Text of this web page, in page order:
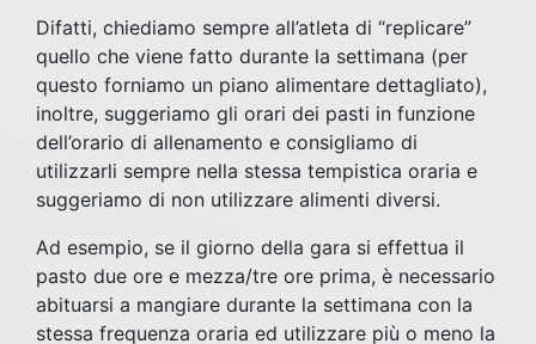
Difatti, chiediamo sempre all’atleta di “replicare”
quello che viene fatto durante la settimana (per
questo forniamo un piano alimentare dettagliato),
inoltre, suggeriamo gli orari dei pasti in funzione
dell’orario di allenamento e consigliamo di
utilizzarli sempre nella stessa tempistica oraria e
suggeriamo di non utilizzare alimenti diversi.
Ad esempio, se il giorno della gara si effettua il
pasto due ore e mezza/tre ore prima, è necessario
abituarsi a mangiare durante la settimana con la
stessa frequenza oraria ed utilizzare più o meno la